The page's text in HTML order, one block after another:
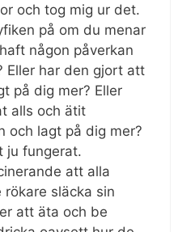
och tog mig ur det.
på om du menar
någon påverkan
Eller har den gjort att
på dig mer? Eller
alls och ätit
och lagt på dig mer?
ju fungerat.
att alla
släcka sin
att äta och be